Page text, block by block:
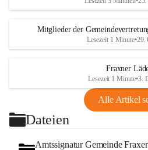
Mitglieder der
Lesezeit 1 Minute•29.
Fraxner
Lesezeit 1 Minute•3.
Alle Artikel
Dateien
Amtssignatur Gemeinde